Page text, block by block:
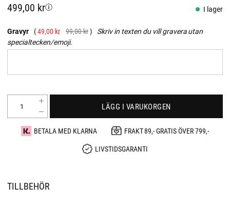
499,00 kr I lager
Gravyr 49,00 kr 99,00 kr
Skriv in texten du vill gravera utan
specialtecken/emoji.
LÄGG I VARUKORGEN
BETALA MED KLARNA
FRAKT 89,- GRATIS ÖVER 799,-
LIVSTIDSGARANTI
TILLBEHÖR